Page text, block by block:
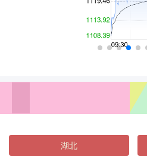
湖北